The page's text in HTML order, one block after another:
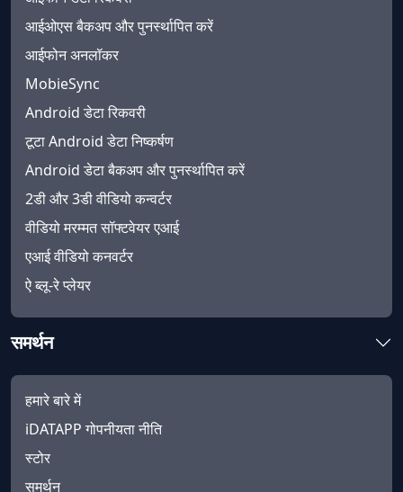
आईओएस बैकअप और पुनर्स्थापित करें
आईफोन अनलॉकर
MobieSync
Android डेटा रिकवरी
टूटा Android डेटा निष्कर्षण
Android डेटा बैकअप और पुनर्स्थापित करें
2डी और 3डी वीडियो कन्वर्टर
वीडियो मरम्मत सॉफ्टवेयर एआई
एआई वीडियो कनवर्टर
ऐ ब्लू-रे प्लेयर
समर्थन
हमारे बारे में
iDATAPP गोपनीयता नीति
स्टोर
समर्थन